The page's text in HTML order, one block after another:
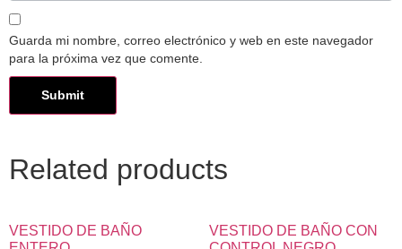
Guarda mi nombre, correo electrónico y web en este navegador
para la próxima vez que comente.
Related products
VESTIDO DE BAÑO
VESTIDO DE BAÑO CON